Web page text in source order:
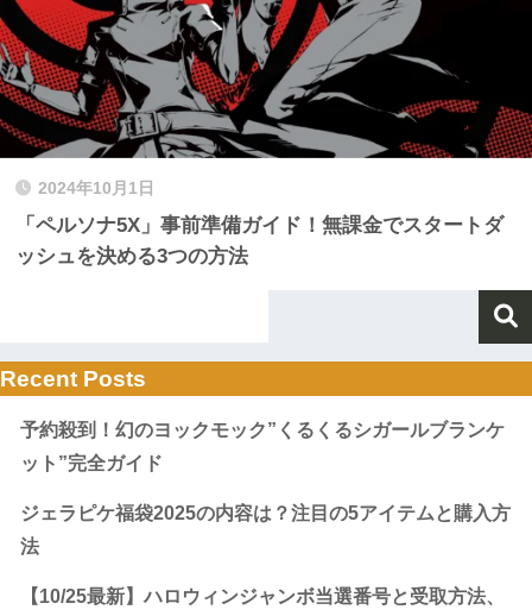
2024年10月1日
「ペルソナ5X」事前準備ガイド！無課金でスタートダ
ッシュを決める3つの方法
Recent Posts
予約殺到！幻のヨックモック”くるくるシガールブランケ
ット”完全ガイド
ジェラピケ福袋2025の内容は？注目の5アイテムと購入方
法
【10/25最新】ハロウィンジャンボ当選番号と受取方法、